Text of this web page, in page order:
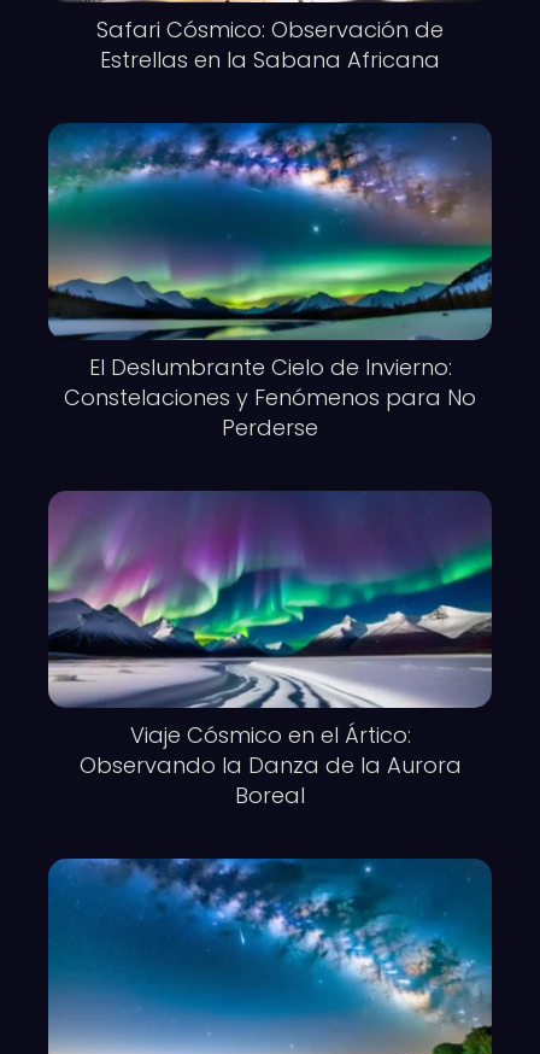
Safari Cósmico: Observación de
Estrellas en la Sabana Africana
El Deslumbrante Cielo de Invierno:
Constelaciones y Fenómenos para No
Perderse
Viaje Cósmico en el Ártico:
Observando la Danza de la Aurora
Boreal